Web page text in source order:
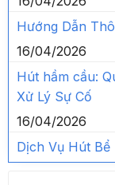
Hướng Dẫn
16/04/2026
Hút hầm cầu:
Xử Lý Sự Cố
16/04/2026
Dịch Vụ Hút Bể